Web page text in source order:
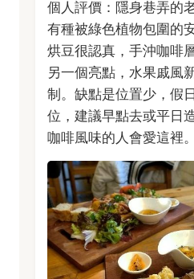
個人評價：隱身巷弄的
有種被綠色植物包圍的
烘豆很認真，手沖咖啡
另一個亮點，水果戚風
制。缺點是位置少，假
位，建議早點去或平日
咖啡風味的人會愛這裡。